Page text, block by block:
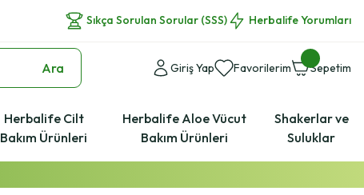
Sıkça Sorulan Sorular (SSS) Herbalife Yorumları
Ara Giriş Yap Favorilerim Sepetim
Herbalife Cilt
Bakım Ürünleri
Herbalife Aloe Vücut
Bakım Ürünleri
Shakerlar ve
Suluklar